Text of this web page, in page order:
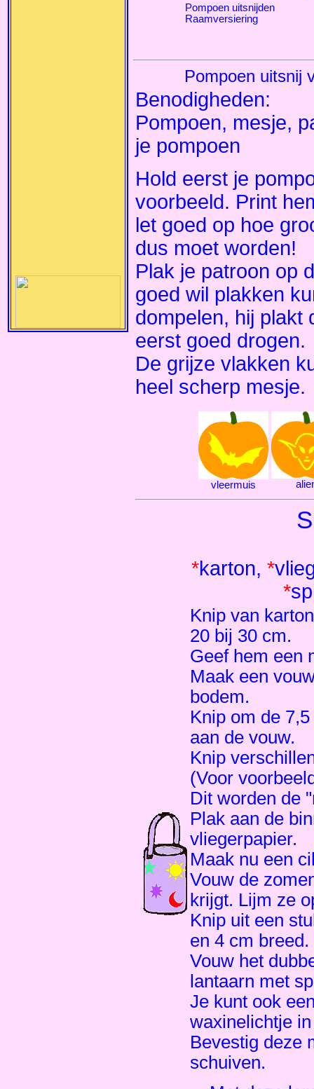
Pompoen uitsnijden
Raamversiering
Pompoen uitsnij
Benodigheden:
Pompoen, mesje,
je pompoen
Hold eerst je
voorbeeld. Print
let goed op hoe
dus moet worden!
Plak je patroon op
goed wil plakken
dompelen, hij plakt
eerst goed drogen.
De grijze vlakken
heel scherp mesje.
vleermuis
*karton, *
*
Knip van
20 bij 30 cm.
Geef hem een
Maak een
bodem.
Knip om de
aan de vouw.
Knip
(Voor
Dit worden de
Plak aan de
vliegerpapier.
Maak nu een
Vouw de
krijgt. Lijm ze
Knip uit een
en 4 cm
Vouw het
lantaarn met
Je kunt ook
waxinelichtje
Bevestig deze
schuiven.